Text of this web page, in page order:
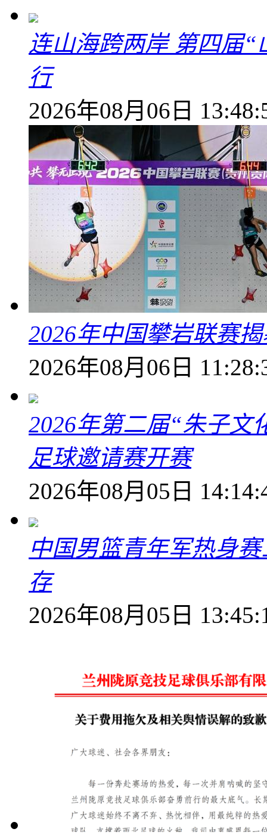
连山海跨两岸 第四届
行
2026年08月06日
2026年中国攀岩联赛
2026年08月06日
2026年第二届“朱子文
足球邀请赛开赛
2026年08月05日
中国男篮青年军热身
存
2026年08月05日